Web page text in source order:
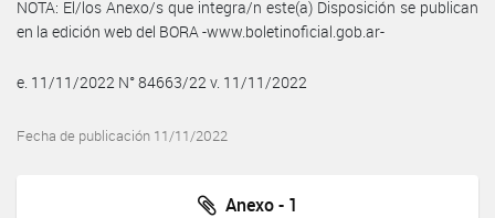
NOTA: El/los Anexo/s que integra/n este(a) Disposición se publican
en la edición web del BORA -www.boletinoficial.gob.ar-
e. 11/11/2022 N° 84663/22 v. 11/11/2022
Fecha de publicación 11/11/2022
Anexo - 1